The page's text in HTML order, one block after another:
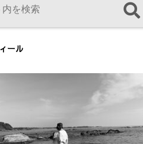
ール